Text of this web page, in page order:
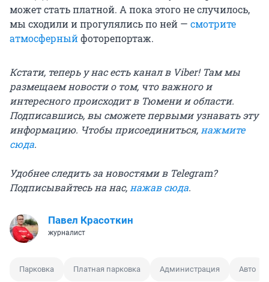
может стать платной. А пока этого не случилось,
мы сходили и прогулялись по ней — смотрите
атмосферныйфоторепортаж.
Кстати, теперь у нас есть канал в Viber! Там мы
размещаем новости о том, что важного и
интересного происходит в Тюмени и области.
Подписавшись, вы сможете первыми узнавать эту
информацию. Чтобы присоединиться,нажмите
сюда.
Удобнее следить за новостями в Telegram?
Подписывайтесь на нас,нажав сюда.
Павел Красоткин
журналист
Парковка Платная парковка Администрация Авто